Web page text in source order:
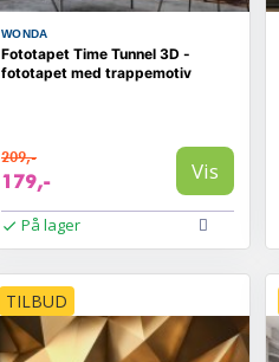
WONDA
Fototapet Time Tunnel 3D -
fototapet med trappemotiv
209,-
179,- Vis
På lager
TILBUD